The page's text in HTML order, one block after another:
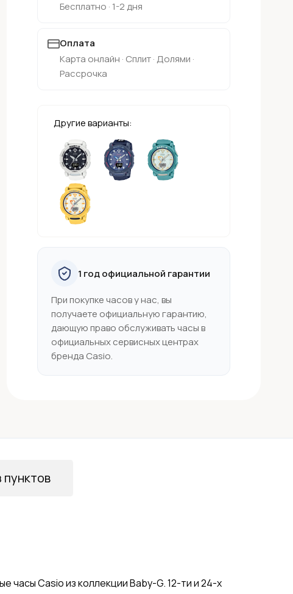
Бесплатно · 1-2 дня
Оплата
Карта онлайн · Сплит · Долями ·
Рассрочка
Другие варианты:
1 год официальной гарантии
При покупке часов у нас, вы
получаете официальную гарантию,
дающую право обслуживать часы в
официальных сервисных центрах
бренда Casio.
часы Casio из коллекции Baby-G. 12-ти и 24-х